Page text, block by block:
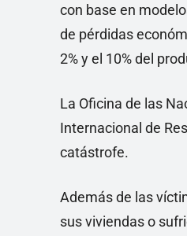
con base en
de pérdidas
2% y el 10% del
La Oficina de las
Internacional de
catástrofe.
Además de las
sus viviendas o